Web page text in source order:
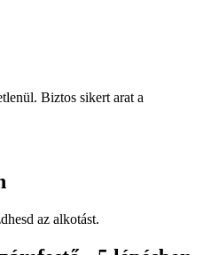
Biztos sikert arat a
az alkotást.